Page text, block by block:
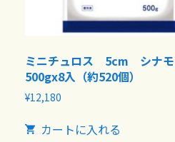
ミニチュロス 5cm シナ
500gx8入（約520個）
¥12,180
カートに入れる